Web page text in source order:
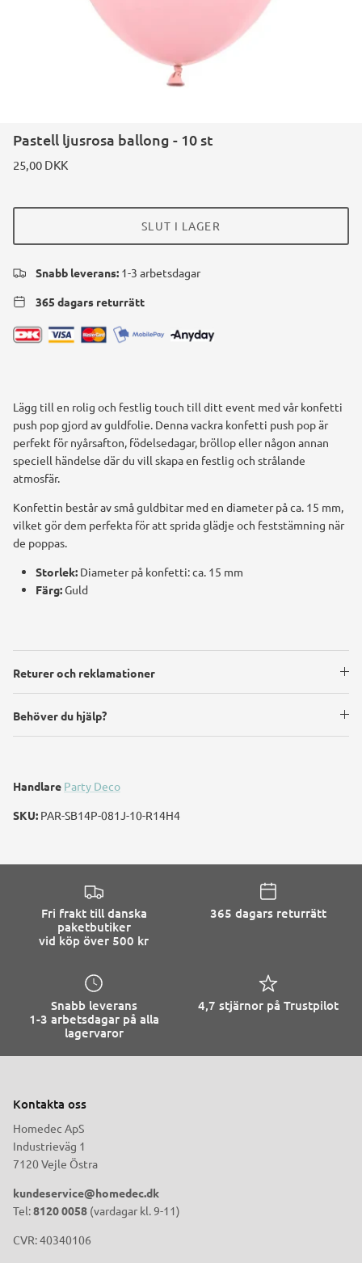
Pastell ljusrosa ballong - 10 st
25,00 DKK
SLUT I LAGER
Snabb leverans: 1-3 arbetsdagar
365 dagars returrätt
Lägg till en rolig och festlig touch till ditt event med vår konfetti
push pop gjord av guldfolie. Denna vackra konfetti push pop är
perfekt för nyårsafton, födelsedagar, bröllop eller någon annan
speciell händelse där du vill skapa en festlig och strålande
atmosfär.
Konfettin består av små guldbitar med en diameter på ca. 15 mm,
vilket gör dem perfekta för att sprida glädje och feststämning när
de poppas.
Storlek: Diameter på konfetti: ca. 15 mm
Färg:Guld
Returer och reklamationer
Behöver du hjälp?
Handlare Party Deco
SKU: PAR-SB14P-081J-10-R14H4
Fri frakt till danska
paketbutiker
vid köp över 500 kr
365 dagars returrätt
Snabb leverans
1-3 arbetsdagar på alla
lagervaror
4,7 stjärnor på Trustpilot
Kontakta oss
Homedec ApS
Industrieväg 1
7120 Vejle Östra
kundeservice@homedec.dk
Tel:8120 0058 (vardagar kl. 9-11)
CVR: 40340106